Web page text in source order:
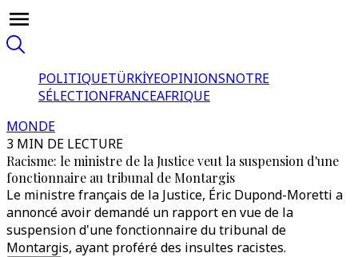
POLITIQUETÜRKİYEOPINIONSNOTRE
SÉLECTIONFRANCEAFRIQUE
MONDE
3 MIN DE LECTURE
Racisme: le ministre de la Justice veut la suspension d'une
fonctionnaire au tribunal de Montargis
Le ministre français de la Justice, Éric Dupond-Moretti a
annoncé avoir demandé un rapport en vue de la
suspension d'une fonctionnaire du tribunal de
Montargis, ayant proféré des insultes racistes.